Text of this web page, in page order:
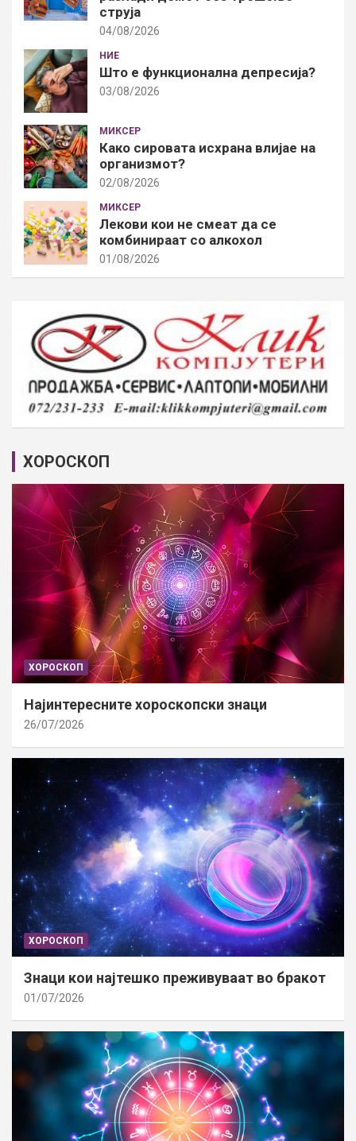
струја
04/08/2026
НИЕ
Што е функционална депресија?
03/08/2026
МИКСЕР
Како сировата исхрана влијае на
организмот?
02/08/2026
МИКСЕР
Лекови кои не смеат да се
комбинираат со алкохол
01/08/2026
ХОРОСКОП
ХОРОСКОП
Најинтересните хороскопски знаци
26/07/2026
ХОРОСКОП
Знаци кои најтешко преживуваат во бракот
01/07/2026